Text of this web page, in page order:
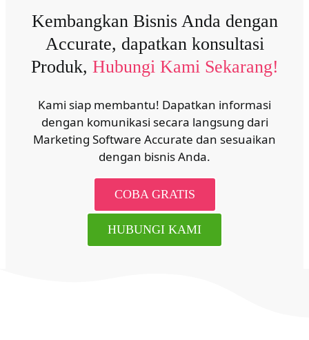
Kembangkan Bisnis Anda dengan
Accurate, dapatkan konsultasi
Produk, Hubungi Kami Sekarang!
Kami siap membantu! Dapatkan informasi
dengan komunikasi secara langsung dari
Marketing Software Accurate dan sesuaikan
dengan bisnis Anda.
COBA GRATIS
HUBUNGI KAMI